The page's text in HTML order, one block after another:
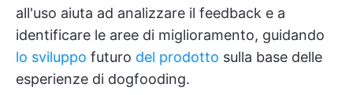
all'uso aiuta ad analizzare il feedback e a
identificare le aree di miglioramento, guidando
lo sviluppo futuro del prodotto sulla base delle
esperienze di dogfooding.